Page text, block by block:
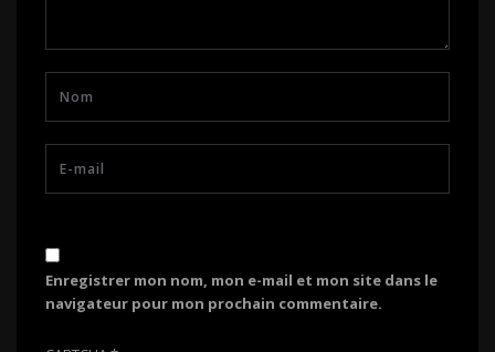
Enregistrer mon nom, mon e-mail et mon site dans le
navigateur pour mon prochain commentaire.